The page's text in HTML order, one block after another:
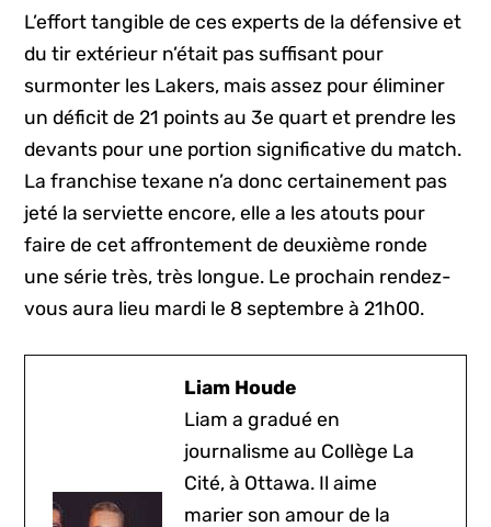
L’effort tangible de ces experts de la défensive et
du tir extérieur n’était pas suffisant pour
surmonter les Lakers, mais assez pour éliminer
un déficit de 21 points au 3e quart et prendre les
devants pour une portion significative du match.
La franchise texane n’a donc certainement pas
jeté la serviette encore, elle a les atouts pour
faire de cet affrontement de deuxième ronde
une série très, très longue. Le prochain rendez-
vous aura lieu mardi le 8 septembre à 21h00.
Liam Houde
Liam a gradué en
journalisme au Collège La
Cité, à Ottawa. Il aime
marier son amour de la